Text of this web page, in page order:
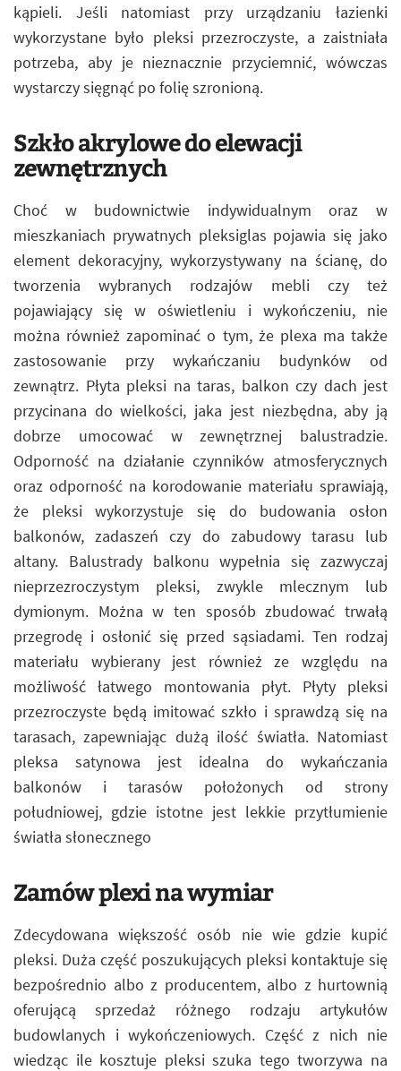
kąpieli. Jeśli natomiast przy urządzaniu łazienki
wykorzystane było pleksi przezroczyste, a zaistniała
potrzeba, aby je nieznacznie przyciemnić, wówczas
wystarczy sięgnąć po folię szronioną.
Szkło akrylowe do elewacji
zewnętrznych
Choć w budownictwie indywidualnym oraz w
mieszkaniach prywatnych pleksiglas pojawia się jako
element dekoracyjny, wykorzystywany na ścianę, do
tworzenia wybranych rodzajów mebli czy też
pojawiający się w oświetleniu i wykończeniu, nie
można również zapominać o tym, że plexa ma także
zastosowanie przy wykańczaniu budynków od
zewnątrz. Płyta pleksi na taras, balkon czy dach jest
przycinana do wielkości, jaka jest niezbędna, aby ją
dobrze umocować w zewnętrznej balustradzie.
Odporność na działanie czynników atmosferycznych
oraz odporność na korodowanie materiału sprawiają,
że pleksi wykorzystuje się do budowania osłon
balkonów, zadaszeń czy do zabudowy tarasu lub
altany. Balustrady balkonu wypełnia się zazwyczaj
nieprzezroczystym pleksi, zwykle mlecznym lub
dymionym. Można w ten sposób zbudować trwałą
przegrodę i osłonić się przed sąsiadami. Ten rodzaj
materiału wybierany jest również ze względu na
możliwość łatwego montowania płyt. Płyty pleksi
przezroczyste będą imitować szkło i sprawdzą się na
tarasach, zapewniając dużą ilość światła. Natomiast
pleksa satynowa jest idealna do wykańczania
balkonów i tarasów położonych od strony
południowej, gdzie istotne jest lekkie przytłumienie
światła słonecznego
Zamów plexi na wymiar
Zdecydowana większość osób nie wie gdzie kupić
pleksi. Duża część poszukujących pleksi kontaktuje się
bezpośrednio albo z producentem, albo z hurtownią
oferującą sprzedaż różnego rodzaju artykułów
budowlanych i wykończeniowych. Część z nich nie
wiedząc ile kosztuje pleksi szuka tego tworzywa na